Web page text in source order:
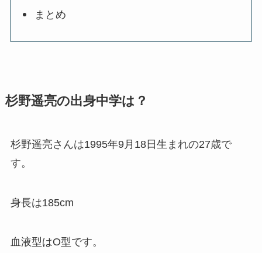
まとめ
杉野遥亮の出身中学は？
杉野遥亮さんは1995年9月18日生まれの27歳で
す。
身長は185cm
血液型はO型です。